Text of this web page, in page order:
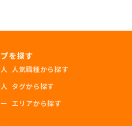
を探す
人気職種から探す
タグから探す
エリアから探す